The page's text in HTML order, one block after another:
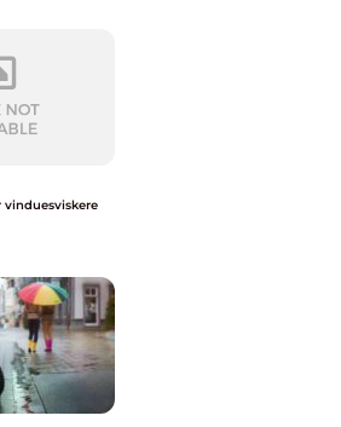
vinduesviskere